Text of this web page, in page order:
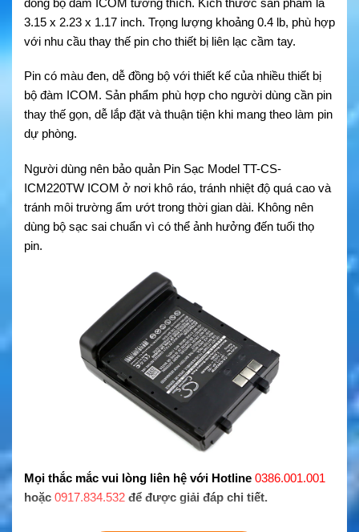
3.15 x 2.23 x 1.17 inch. Trọng lượng khoảng 0.4 lb, phù hợp
với nhu cầu thay thế pin cho thiết bị liên lạc cầm tay.
Pin có màu đen, dễ đồng bộ với thiết kế của nhiều thiết bị
bộ đàm ICOM. Sản phẩm phù hợp cho người dùng cần pin
thay thế gọn, dễ lắp đặt và thuận tiện khi mang theo làm pin
dự phòng.
Người dùng nên bảo quản Pin Sạc Model TT-CS-
ICM220TW ICOM ở nơi khô ráo, tránh nhiệt độ quá cao và
tránh môi trường ẩm ướt trong thời gian dài. Không nên
dùng bộ sạc sai chuẩn vì có thể ảnh hưởng đến tuổi thọ
pin.
Mọi thắc mắc vui lòng liên hệ với Hotline 0386.001.001
hoặc 0917.834.532 để được giải đáp chi tiết.